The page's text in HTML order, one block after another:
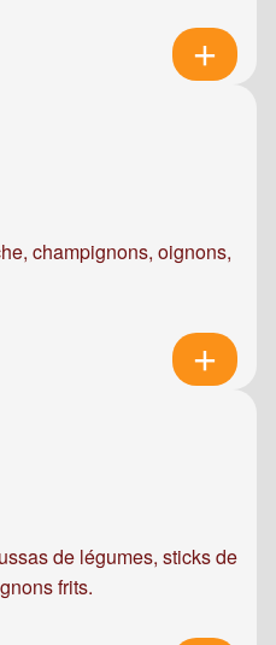
champignons, oignons,
de légumes, sticks de
frits.